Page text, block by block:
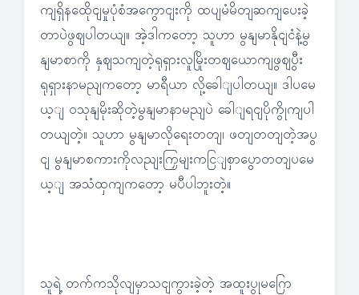
ကျရှိနထေိုငျမှုပုံစံအကွောငျးကို ထပျမံမိတျဆကျပေးခဲ့
တာပဲဖွဈပါတယျ။ အဲ့ဒါကတော့ သူဟာ မွနျမာနိုငျငံနဲ့မွ
နျမာစာကို နှဈသကျတဲ့ရုရှားလူမြိုးတဈယောကျဖွဈပွီး
ရုရှားနာမညျကတော့ မာရီယာ လို့ခေါျပါတယျ။ ဒါပမေ
ယ့ျ ဝသုနျမိုးဆိုတဲ့မွနျမာနာမညျပဲ ခေါျရငျပိုကွိုကျပါ
တယျတဲ့။ သူဟာ မွနျမာလိုရေးတတျ၊ ဖတျတတျတဲ့အပွ
ငျ မွနျမာစကားကိုလညျးကြှမျးကငြျစှာပွောတတျပမေ
ယ့ျ အသံထှကျကတော့ မပီပါဘူးတဲ့။
သူရဲ့ တက်ကသိုလျမှာသငျကွားခဲ့တဲ့ အထူးပွုမဂြော